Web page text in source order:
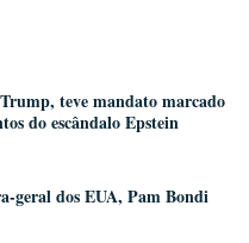
teve mandato marcado
do escândalo Epstein
geral dos EUA, Pam Bondi